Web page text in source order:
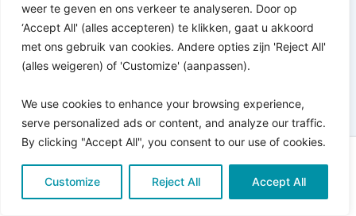
weer te geven en ons verkeer te analyseren. Door op
‘Accept All' (alles accepteren) te klikken, gaat u akkoord
met ons gebruik van cookies. Andere opties zijn 'Reject All'
(alles weigeren) of 'Customize' (aanpassen).
We use cookies to enhance your browsing experience,
serve personalized ads or content, and analyze our traffic.
By clicking "Accept All", you consent to our use of cookies.
Customize Reject All Accept All
Copyright © 2026 Pro Bono Connect | in samenwerking
metKitewebsites